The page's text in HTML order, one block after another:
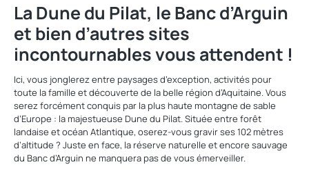
La Dune du Pilat, le Banc d’Arguin
et bien d’autres sites
incontournables vous attendent !
Ici, vous jonglerez entre paysages d’exception, activités pour
toute la famille et découverte de la belle région d’Aquitaine. Vous
serez forcément conquis par la plus haute montagne de sable
d’Europe : la majestueuse Dune du Pilat. Située entre forêt
landaise et océan Atlantique, oserez-vous gravir ses 102 mètres
d’altitude ? Juste en face, la réserve naturelle et encore sauvage
du Banc d’Arguin ne manquera pas de vous émerveiller.